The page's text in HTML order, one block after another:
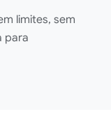
limites, sem
para